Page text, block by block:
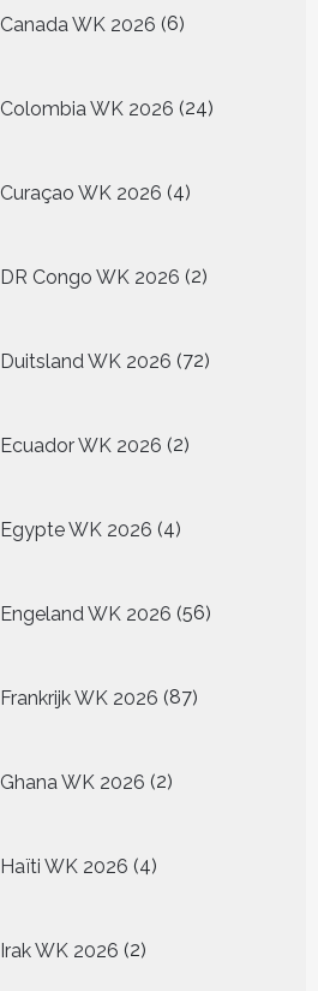
Canada WK 2026 6
producten
Colombia WK 2026 24
producten
Curaçao WK 2026 4
producten
DR Congo WK 2026 2
producten
Duitsland WK 2026 72
producten
Ecuador WK 2026 2
producten
Egypte WK 2026 4
producten
Engeland WK 2026 56
producten
Frankrijk WK 2026 87
producten
Ghana WK 2026 2
producten
Haïti WK 2026 4
producten
Irak WK 2026 2
producten